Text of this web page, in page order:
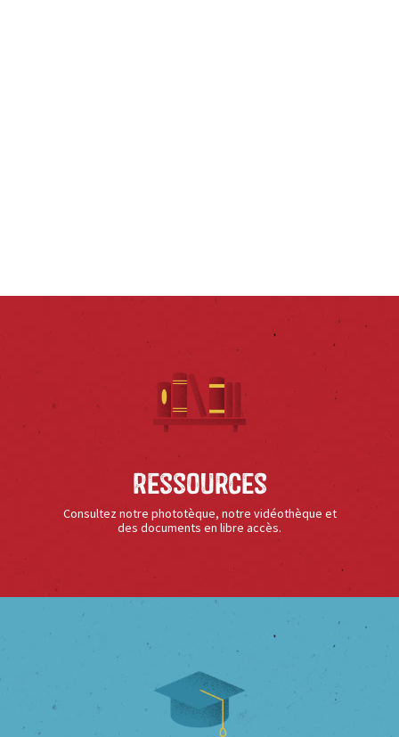
Ressources
Consultez notre phototèque, notre vidéothèque et
des documents en libre accès.